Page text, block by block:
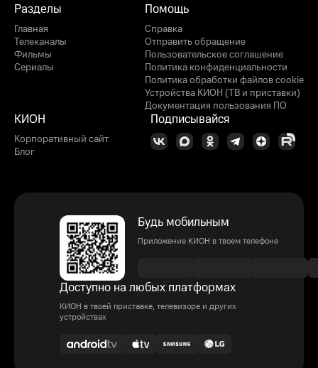
Разделы
Главная
Телеканалы
Фильмы
Сериалы
Помощь
Справка
Отправить обращение
Пользовательское соглашение
Политика конфиденциальности
Политика обработки файлов cookie
Устройства КИОН (ТВ и приставки)
Документация пользования ПО
КИОН
Корпоративный сайт
Блог
Подписывайся
Будь мобильным
Приложение КИОН в твоем телефоне
Доступно на любых платформах
КИОН в твоей приставке, телевизоре и других
устройствах